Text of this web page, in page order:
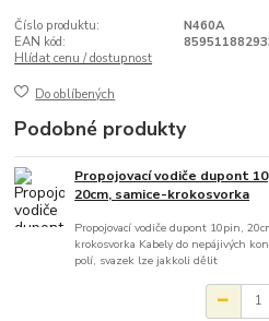
Číslo produktu:
N460A
EAN kód:
Hlídat cenu / dostupnost
Do oblíbených
Podobné produkty
Propojovací vodiče dupont
20cm, samice-krokosvorka
Propojovací vodiče dupont 10pin,
krokosvorka Kabely do nepájivých
polí, svazek lze jakkoli dělit